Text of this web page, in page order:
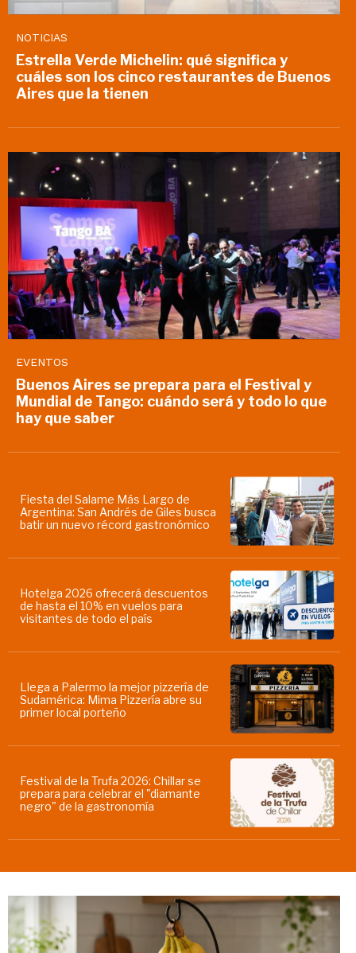
NOTICIAS
Estrella Verde Michelin: qué significa y
cuáles son los cinco restaurantes de Buenos
Aires que la tienen
EVENTOS
Buenos Aires se prepara para el Festival y
Mundial de Tango: cuándo será y todo lo que
hay que saber
Fiesta del Salame Más Largo de
Argentina: San Andrés de Giles busca
batir un nuevo récord gastronómico
Hotelga 2026 ofrecerá descuentos
de hasta el 10% en vuelos para
visitantes de todo el país
Llega a Palermo la mejor pizzería de
Sudamérica: Mima Pizzería abre su
primer local porteño
Festival de la Trufa 2026: Chillar se
prepara para celebrar el "diamante
negro" de la gastronomía